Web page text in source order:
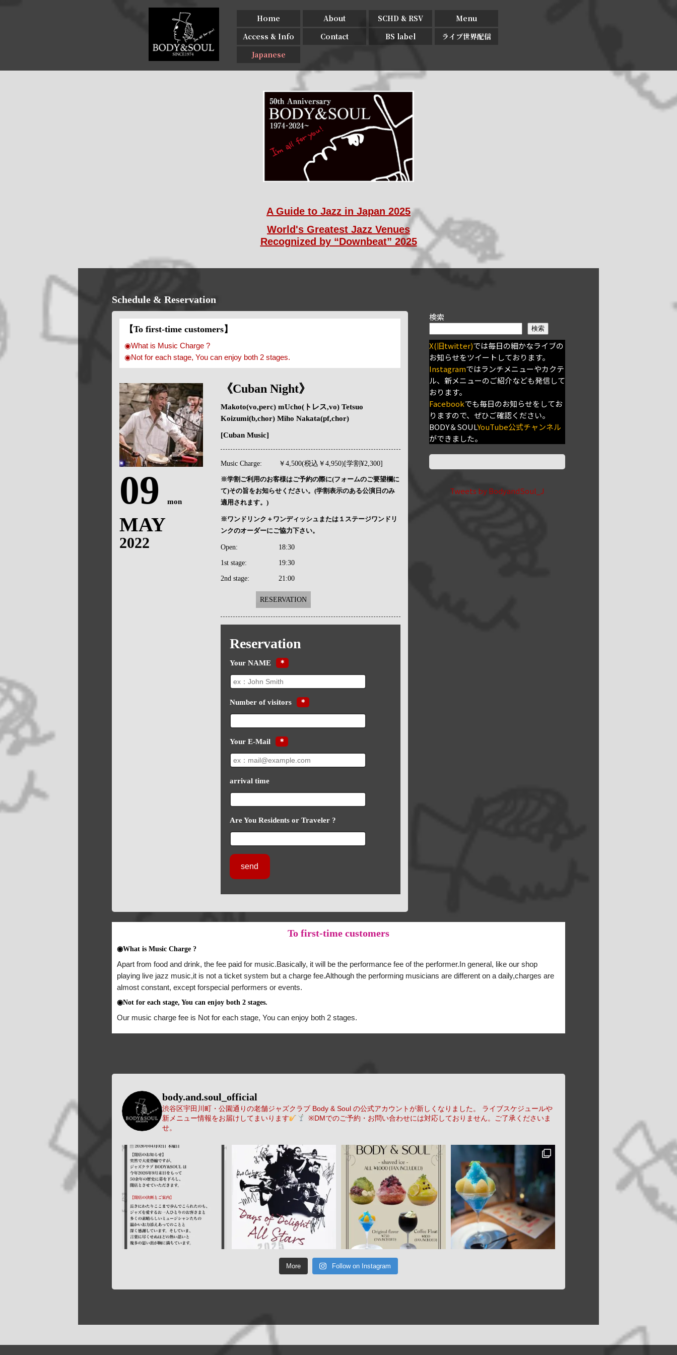
Home About SCHD & RSV
Menu
Access & Info
Contact BS label
ライブ世界配信
Japanese
A Guide to Jazz in Japan 2025
World's Greatest Jazz Venues
Recognized by “Downbeat” 2025
Schedule & Reservation
【To first-time customers】
◉What is Music Charge ?
◉Not for each stage, You can enjoy both 2 stages.
09 mon
MAY
2022
《Cuban Night》
Makoto(vo,perc) mUcho(トレス,vo) Tetsuo
Koizumi(b,chor) Miho Nakata(pf,chor)
[Cuban Music]
Music Charge: ￥4,500(税込￥4,950)[学割¥2,300]
※学割ご利用のお客様はご予約の際に(フォームのご要望欄に
て)その旨をお知らせください。(学割表示のある公演日のみ
適用されます。)
※ワンドリンク＋ワンディッシュまたは１ステージワンドリ
ンクのオーダーにご協力下さい。
Open: 18:30
1st stage: 19:30
2nd stage: 21:00
RESERVATION
Reservation
Your NAME ＊
Number of visitors ＊
Your E-Mail ＊
arrival time
Are You Residents or Traveler ?
検索
検索
X(旧twitter)では毎日の細かなライブの
お知らせをツイートしております。
Instagramではランチメニューやカクテ
ル、新メニューのご紹介なども発信して
おります。
Facebookでも毎日のお知らせをしてお
りますので、ぜひご確認ください。
BODY＆SOULYouTube公式チャンネル
ができました。
Tweets by BodyandSoul_J
To first-time customers
◉What is Music Charge ?
Apart from food and drink, the fee paid for music.Basically, it will be the performance fee of the performer.In general, like our shop
playing live jazz music,it is not a ticket system but a charge fee.Although the performing musicians are different on a daily,charges are
almost constant, except forspecial performers or events.
◉Not for each stage, You can enjoy both 2 stages.
Our music charge fee is Not for each stage, You can enjoy both 2 stages.
body.and.soul_official
渋谷区宇田川町・公園通りの老舗ジャズクラブ Body & Soul の公式アカウントが新しくなりました。
ライブスケジュールや
新メニュー情報をお届けしてまいります
※DMでのご予約・お問い合わせには対応しておりません。ご了承くださいま
せ。
More Follow on Instagram